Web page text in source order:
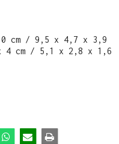
cm / 9,5 x 4,7 x 3,9
4 cm / 5,1 x 2,8 x 1,6